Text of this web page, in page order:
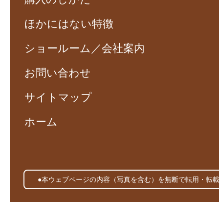
ほかにはない特徴
ショールーム／会社案内
お問い合わせ
サイトマップ
ホーム
●本ウェブページの内容（写真を含む）を無断で転用・転